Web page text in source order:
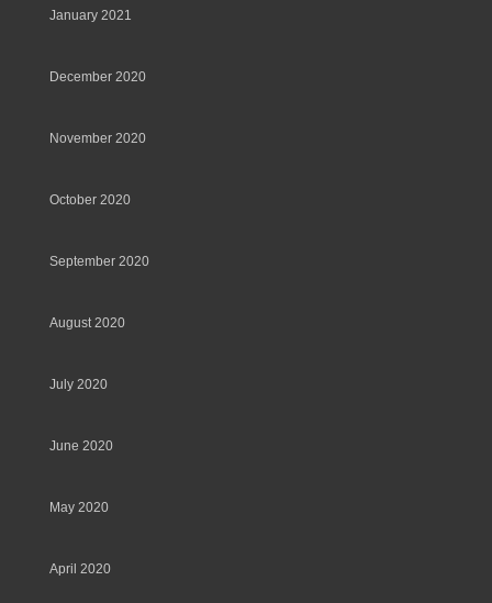
January 2021
December 2020
November 2020
October 2020
September 2020
August 2020
July 2020
June 2020
May 2020
April 2020